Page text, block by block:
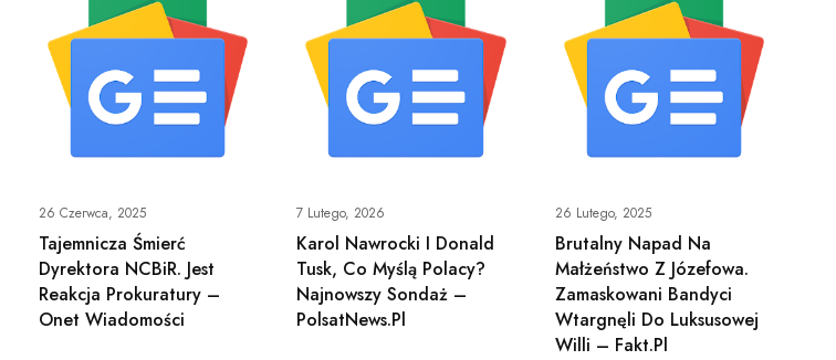
26 Czerwca, 2025
Tajemnicza Śmierć
Dyrektora NCBiR. Jest
Reakcja Prokuratury –
Onet Wiadomości
7 Lutego, 2026
Karol Nawrocki I Donald
Tusk, Co Myślą Polacy?
Najnowszy Sondaż –
PolsatNews.pl
26 Lutego, 2025
Brutalny Napad Na
Małżeństwo Z Józefowa.
Zamaskowani Bandyci
Wtargnęli Do Luksusowej
Willi – Fakt.pl